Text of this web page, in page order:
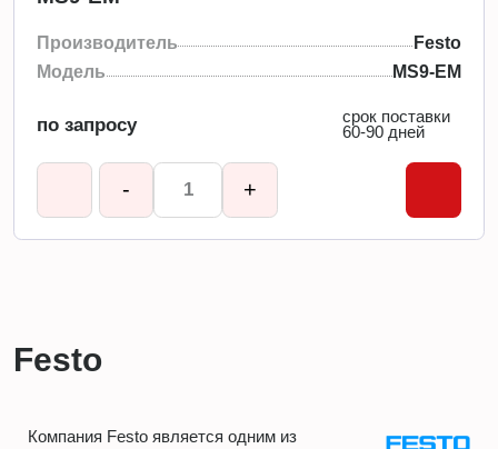
Производитель
Festo
Модель
MS9-EM
по запросу
срок поставки
60-90 дней
- +
Festo
Компания Festo является одним из